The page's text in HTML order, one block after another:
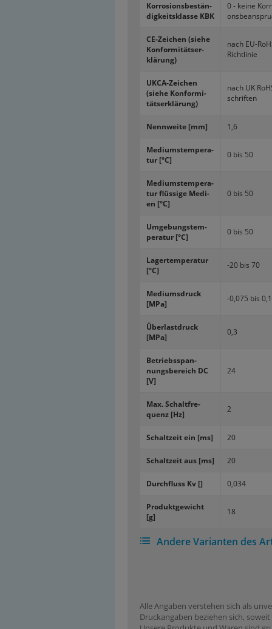
Kor­ro­si­ons­be­stän­
dig­keits­klas­se KBK
0 - keine
CE-​Zeichen (siehe
Kon­for­mi­täts­er­
klä­rung)
nach EU-​
Richtlinie
UKCA-​Zeichen
(siehe Kon­for­mi­
täts­er­klä­rung)
nach UK
schrif­ten
Nenn­wei­te [mm] 1,6
Me­di­ums­tem­pe­ra­
tur [°C]
0 bis 50
Me­di­ums­tem­pe­ra­
tur flüs­si­ge Me­di­
en [°C]
0 bis 50
Um­ge­bungs­tem­
pe­ra­tur [°C]
0 bis 50
La­ger­tem­pe­ra­tur
[°C]
-20 bis 70
Me­di­ums­druck
[MPa]
-0,075 bis 0,1
Über­last­druck
[MPa]
0,3
Be­triebs­span­
nungs­be­reich DC
[V]
24
Max. Schalt­fre­
quenz [Hz]
2
Schalt­zeit ein [ms] 20
Schalt­zeit aus [ms] 20
Durch­fluss Kv [] 0,034
Pro­dukt­ge­wicht
[g]
18
Andere Varianten des
Alle Angaben verstehen sich als
Druckangaben beziehen sich,